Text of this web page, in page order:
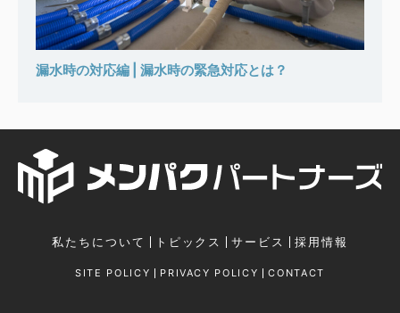
漏水時の対応編 | 漏水時の緊急対応とは？
私たちについて トピックス サービス 採用情報
SITE POLICY PRIVACY POLICY CONTACT